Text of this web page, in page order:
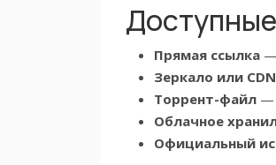
Прямая ссылка —
Зеркало или CDN
Торрент-файл —
Облачное
Официальный